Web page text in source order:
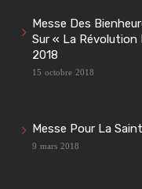
Messe Des
Sur « La
2018
15 octobre 2018
Messe Pour La
9 mars 2018